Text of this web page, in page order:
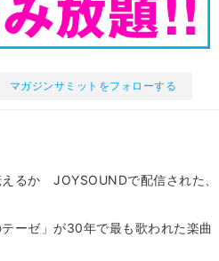
マガジンサミットをフォローする
るか JOYSOUNDで配信された、
ーゼ」が30年で最も歌われた楽曲